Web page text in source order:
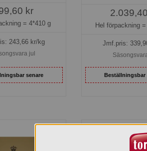
kr
= 4*410 g
243,66 kr/kg
jul
senare
Hel förpackning
Jmf.pris:
Beställningsbar